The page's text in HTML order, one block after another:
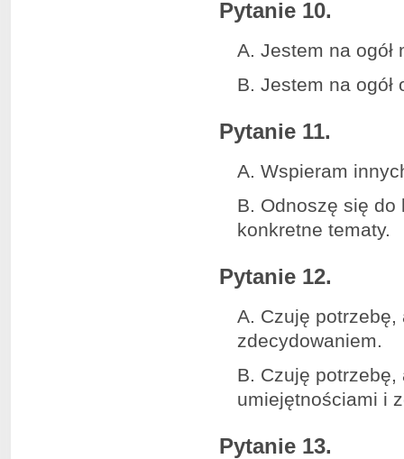
Pytanie 10.
A. Jestem na ogół
B. Jestem na ogół
Pytanie 11.
A. Wspieram
B. Odnoszę się
konkretne tematy.
Pytanie 12.
A. Czuję potrzebę,
zdecydowaniem.
B. Czuję
umiejętnościami i
Pytanie 13.